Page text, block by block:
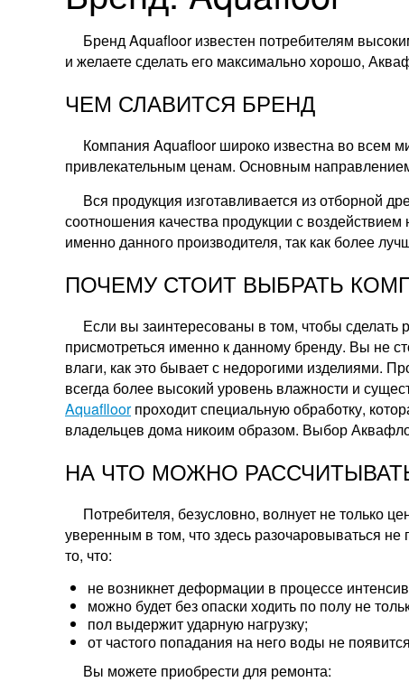
Бренд Aquafloor известен потребителям
и желаете сделать его максимально хорошо,
ЧЕМ СЛАВИТСЯ БРЕНД
Компания Aquafloor широко известна во всем
привлекательным ценам. Основным
Вся продукция изготавливается из отборной
соотношения качества продукции с
именно данного производителя, так как более
ПОЧЕМУ СТОИТ ВЫБРАТЬ
Если вы заинтересованы в том, чтобы сделать
присмотреться именно к данному бренду. Вы не
влаги, как это бывает с недорогими изделиями.
всегда более высокий уровень влажности и
Aquaflloorпроходит специальную обработку,
владельцев дома никоим образом. Выбор
НА ЧТО МОЖНО
Потребителя, безусловно, волнует не только
уверенным в том, что здесь разочаровываться
то, что:
не возникнет деформации в процессе
можно будет без опаски ходить по полу не
пол выдержит ударную нагрузку;
от частого попадания на него воды не
Вы можете приобрести для ремонта: